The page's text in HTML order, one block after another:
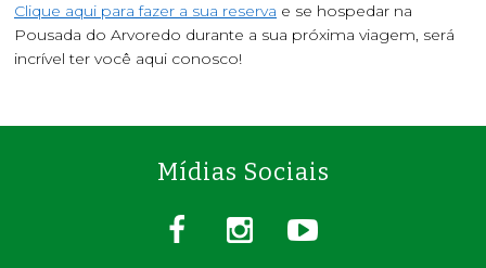
Clique aqui para fazer a sua reserva e se hospedar na
Pousada do Arvoredo durante a sua próxima viagem, será
incrível ter você aqui conosco!
Mídias Sociais